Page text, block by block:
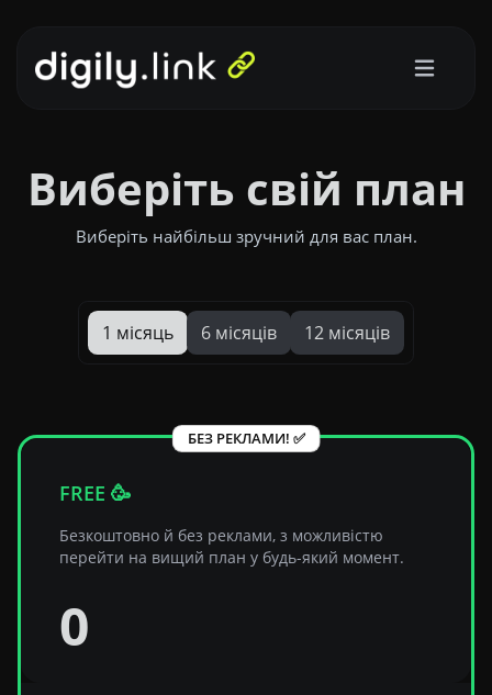
Виберіть свій план
Виберіть найбільш зручний для вас план.
1 місяць 6 місяців 12 місяців
БЕЗ РЕКЛАМИ! ✅
FREE 🥳
Безкоштовно й без реклами, з можливістю
перейти на вищий план у будь-який момент.
0